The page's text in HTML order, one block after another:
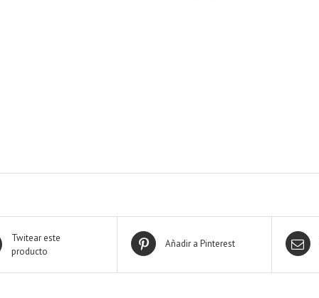
Twitear este
producto
Añadir a Pinterest